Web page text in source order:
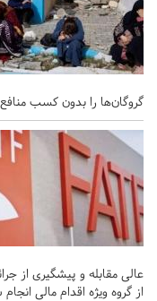
گروگان‌ها را بدون کسب
عالی مقابله و پیشگیری از
از گروه ویژه اقدام مالی